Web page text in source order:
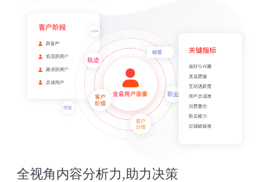
全视角内容分析力,助力决策